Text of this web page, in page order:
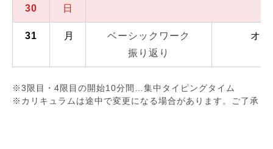
30 日
31 月
ベーシックワーク
振り返り
オ
※3限目・4限目の開始10分間…集中タイピングタイム
※カリキュラムは途中で変更になる場合があります。ご了承く